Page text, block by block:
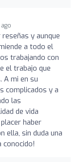
y aunque
a todo el
trabajando con
el trabajo que
A mi en su
complicados y a
las
de vida
haber
ella, sin duda una
conocido!